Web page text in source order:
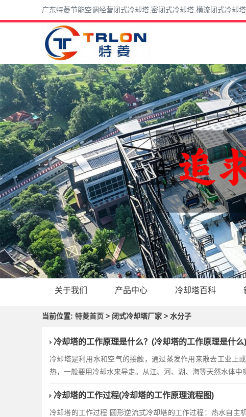
广东特菱节能空调经营闭式冷却塔,密闭式冷却塔,横流闭式冷却
关于我们 产品中心 冷却塔百科
当前位置: 特菱首页 > 闭式冷却塔厂家 > 水分子
冷却塔的工作原理是什么？(冷却塔的工作原理是什么)
冷却塔是利用水和空气的接触，通过蒸发作用来散去工业上
热，一般要用冷却水来导走。从江、河、湖、海等天然水体
冷却塔的工作过程(冷却塔的工作原理流程图)
冷却塔的工作过程 圆形逆流式冷却塔的工作过程：热水自主